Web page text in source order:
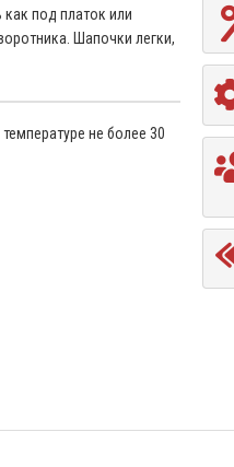
под платок или
Шапочки легки,
не более 30